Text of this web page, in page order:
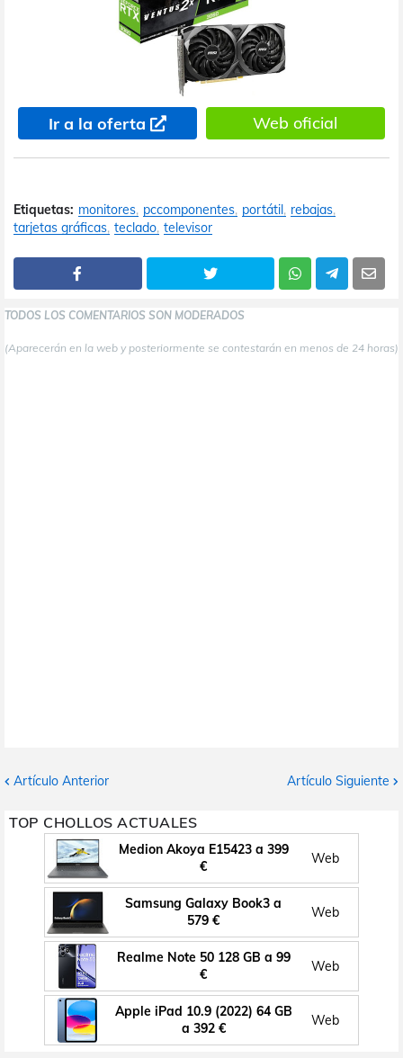
Ir a la oferta Web oficial
Etiquetas: monitores pccomponentes portátil
rebajas
tarjetas gráficas teclado televisor
TODOS LOS COMENTARIOS SON MODERADOS
(Aparecerán en la web y posteriormente se contestarán en menos de 24 horas)
Artículo Anterior Artículo Siguiente
TOP CHOLLOS ACTUALES
Medion Akoya E15423 a 399
€
Web
Samsung Galaxy Book3 a
579 €
Web
Realme Note 50 128 GB a 99
€
Web
Apple iPad 10.9 (2022) 64 GB
a 392 €
Web